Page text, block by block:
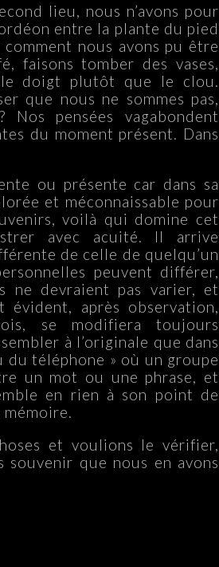
lieu, nous n’avons pour
entre la plante du pied
nous avons pu être
faisons tomber des vases,
doigt plutôt que le clou.
que nous ne sommes pas,
pensées vagabondent
du moment présent. Dans
ou présente car dans sa
et méconnaissable pour
voilà qui domine cet
avec acuité. Il arrive
de celle de quelqu’un
peuvent différer,
ne devraient pas varier, et
après observation,
se modifiera toujours
à l’originale que dans
du téléphone » où un groupe
un mot ou une phrase, et
en rien à son point de
et voulions le vérifier,
que nous en avons